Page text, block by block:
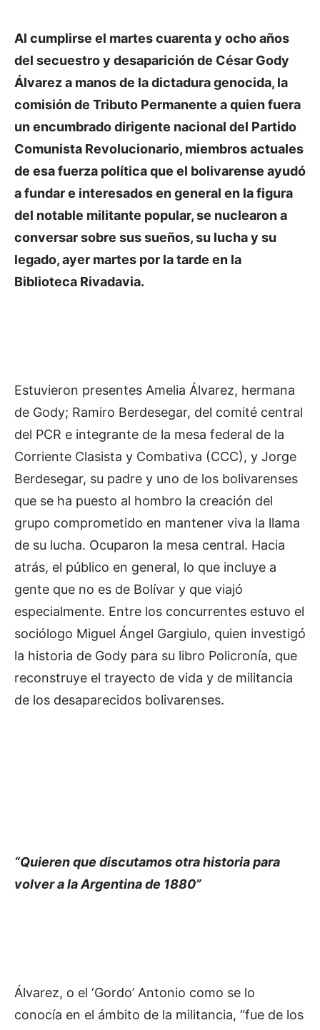
Al cumplirse el martes cuarenta y ocho años
del secuestro y desaparición de César Gody
Álvarez a manos de la dictadura genocida, la
comisión de Tributo Permanente a quien fuera
un encumbrado dirigente nacional del Partido
Comunista Revolucionario, miembros actuales
de esa fuerza política que el bolivarense ayudó
a fundar e interesados en general en la figura
del notable militante popular, se nuclearon a
conversar sobre sus sueños, su lucha y su
legado, ayer martes por la tarde en la
Biblioteca Rivadavia.
Estuvieron presentes Amelia Álvarez, hermana
de Gody; Ramiro Berdesegar, del comité central
del PCR e integrante de la mesa federal de la
Corriente Clasista y Combativa (CCC), y Jorge
Berdesegar, su padre y uno de los bolivarenses
que se ha puesto al hombro la creación del
grupo comprometido en mantener viva la llama
de su lucha. Ocuparon la mesa central. Hacia
atrás, el público en general, lo que incluye a
gente que no es de Bolívar y que viajó
especialmente. Entre los concurrentes estuvo el
sociólogo Miguel Ángel Gargiulo, quien investigó
la historia de Gody para su libro Policronía, que
reconstruye el trayecto de vida y de militancia
de los desaparecidos bolivarenses.
“Quieren que discutamos otra historia para
volver a la Argentina de 1880”
Álvarez, o el ‘Gordo’ Antonio como se lo
conocía en el ámbito de la militancia, “fue de los